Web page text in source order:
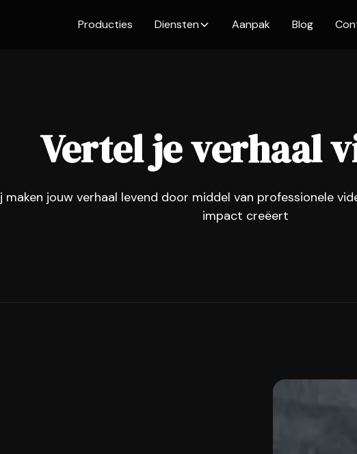
Producties Diensten Aanpak Blog
Vertel je verhaal
maken jouw verhaal levend door middel van professionele
impact creëert